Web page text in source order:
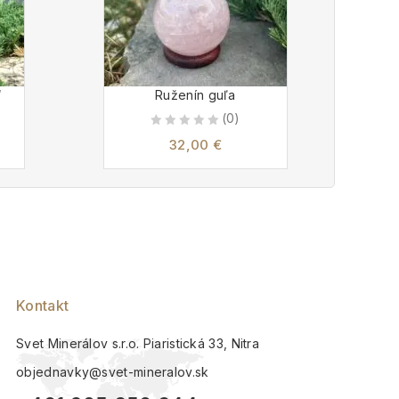
Ruženín guľa
(0)
32,00 €
Kontakt
Svet Minerálov s.r.o. Piaristická 33, Nitra
objednavky@svet-mineralov.sk